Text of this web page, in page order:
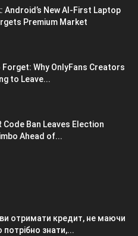
Android’s New AI-First Laptop
Premium Market
Why OnlyFans Creators
to Leave...
Code Ban Leaves Election
Ahead of...
отримати кредит, не маючи
знати,...